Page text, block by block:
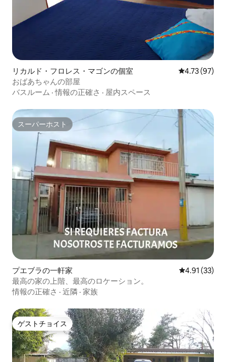
リカルド・フロレス・マゴンの個室 レビュー97
4.73 (97)
おばあちゃんの部屋
バスルーム ·情報の正確さ · 屋内スペース
スーパーホスト
スーパーホスト
プエブラの一軒家 レビュー33
4.91 (33)
最高の家の上階、最高のロケーション。
情報の正確さ · 近隣 · 家族
ゲストチョイス
ゲストチョイス